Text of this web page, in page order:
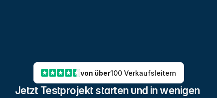
von über100 Verkaufsleitern
Jetzt Testprojekt starten und in wenigen